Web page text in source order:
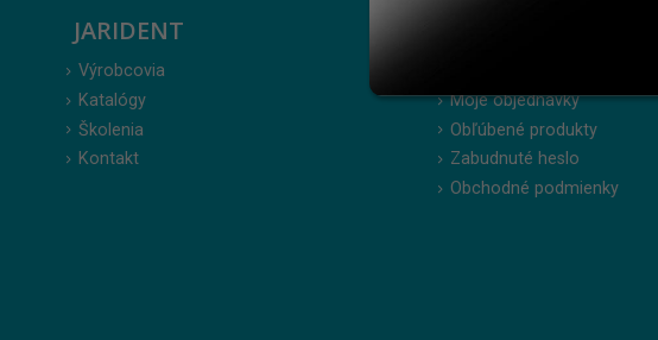
JARIDENT
Výrobcovia
Katalógy
Školenia
Kontakt
Moje objednávky
Obľúbené produkty
Zabudnuté heslo
Obchodné podmienky